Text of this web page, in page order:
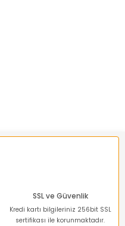
SSL ve Güvenlik
Kredi kartı bilgileriniz 256bit SSL
sertifikası ile korunmaktadır.